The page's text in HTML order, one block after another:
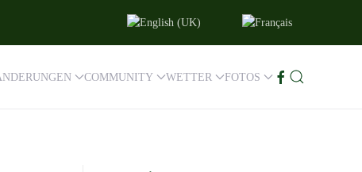
COMMUNITY WETTER FOTOS